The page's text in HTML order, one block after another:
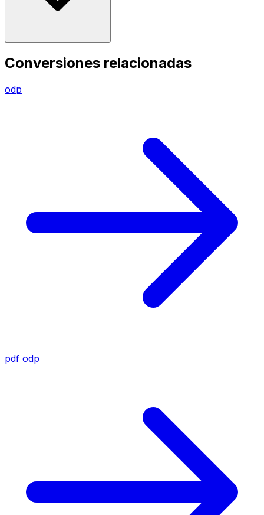
Conversiones relacionadas
odp
pdf odp